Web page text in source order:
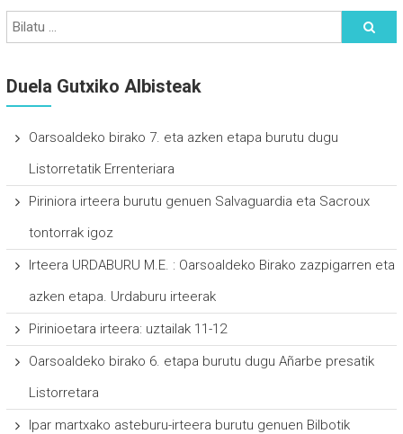
Duela Gutxiko Albisteak
Oarsoaldeko birako 7. eta azken etapa burutu dugu
Listorretatik Errenteriara
Piriniora irteera burutu genuen Salvaguardia eta Sacroux
tontorrak igoz
Irteera URDABURU M.E. : Oarsoaldeko Birako zazpigarren eta
azken etapa. Urdaburu irteerak
Pirinioetara irteera: uztailak 11-12
Oarsoaldeko birako 6. etapa burutu dugu Añarbe presatik
Listorretara
Ipar martxako asteburu-irteera burutu genuen Bilbotik